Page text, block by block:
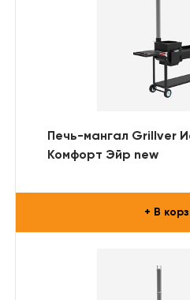
Печь-мангал Grillver
Комфорт Эйр new
+ В